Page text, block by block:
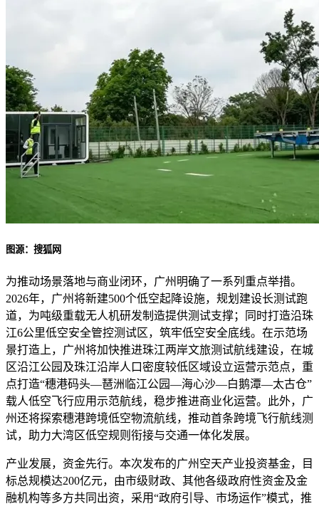
图源：搜狐网
为推动场景落地与商业闭环，广州明确了一系列重点举措。
2026年，广州将新建500个低空起降设施，规划建设长测试跑
道，为吨级重载无人机研发制造提供测试支撑；同时打造沿珠
江6公里低空安全管控测试区，筑牢低空安全底线。在示范场
景打造上，广州将加快推进珠江两岸文旅测试航线建设，在城
区沿江公园及珠江沿岸人口密度较低区域设立运营示范点，重
点打造“穗港码头—琶洲临江公园—海心沙—白鹅潭—太古仓”
载人低空飞行应用示范航线，稳步推进商业化运营。此外，广
州还将探索穗港跨境低空物流航线，推动首条跨境飞行航线测
试，助力大湾区低空规则衔接与交通一体化发展。
产业发展，资金先行。本次发布的广州空天产业投资基金，目
标总规模达200亿元，由市级财政、其他各级政府性资金及金
融机构等多方共同出资，采用“政府引导、市场运作”模式，推